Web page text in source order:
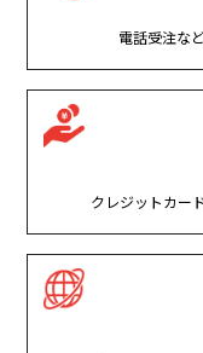
電話受注な
クレジットカー